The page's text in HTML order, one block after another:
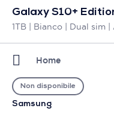
Galaxy S10+
1TB | Bianco | Dual sim
Home
Samsung
Non disponibile